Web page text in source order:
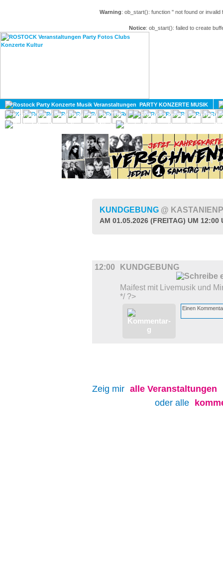
Warning: ob_start(): function '' not found or
Notice: ob_start(): failed to create
PARTY KONZERTE MUSIK
KULTUR
GAY
KUNDGEBUNG @
AM 01.05.2026 (FREITAG) UM 12:00
12:00 KUNDGEBUNG
Maifest mit Livemusik und
*/ ?>
Zeig mir alle Veranstaltungen
oder alle